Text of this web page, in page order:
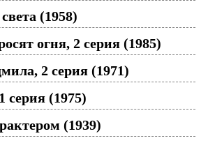
(1958)
огня, 2 серия (1985)
2 серия (1971)
серия (1975)
(1939)